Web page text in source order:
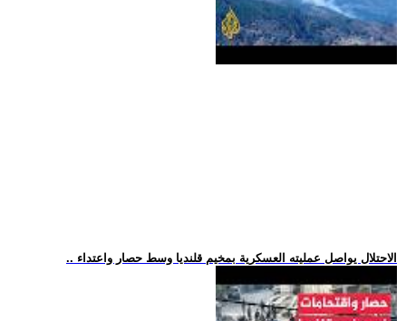
.. الاحتلال يواصل عمليته العسكرية بمخيم قلنديا وسط حصار واعتداء